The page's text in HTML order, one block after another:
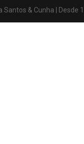
Santos & Cunha | Desde